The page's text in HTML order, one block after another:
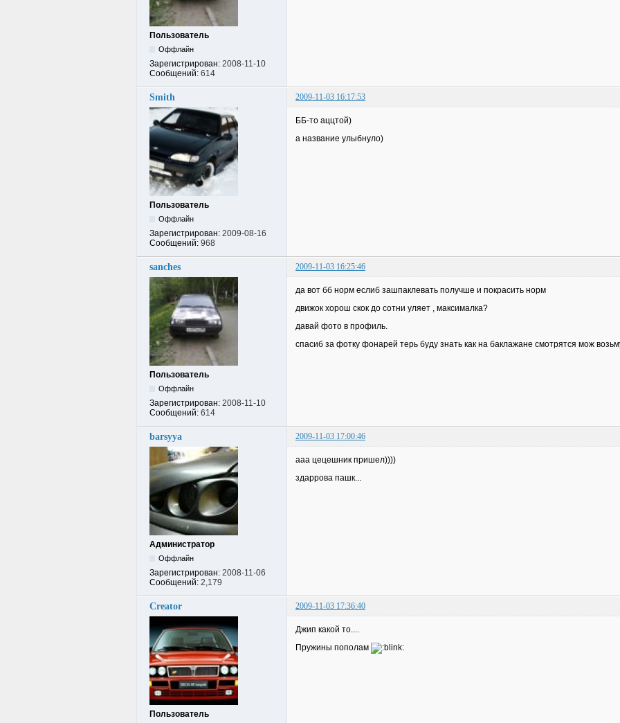
Пользователь
Оффлайн
Зарегистрирован: 2008-11-10
Сообщений: 614
Smith 2009-11-03 16:17:53
Пользователь
Оффлайн
Зарегистрирован: 2009-08-16
Сообщений: 968
ББ-то аццтой)
а название улыбнуло)
sanches 2009-11-03 16:25:46
Пользователь
Оффлайн
Зарегистрирован: 2008-11-10
Сообщений: 614
да вот бб норм еслиб зашпаклевать получше и покрасить норм
движок хорош скок до сотни уляет , максималка?
давай фото в профиль.
спасиб за фотку фонарей терь буду знать как на баклажане смотрятся мож
barsyya 2009-11-03 17:00:46
Администратор
Оффлайн
Зарегистрирован: 2008-11-06
Сообщений: 2,179
ааа цецешник пришел))))
здаррова пашк...
Creator 2009-11-03 17:36:40
Пользователь
Джип какой то....
Пружины пополам